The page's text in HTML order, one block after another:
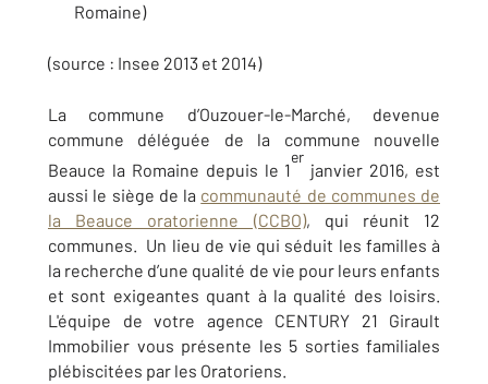
Romaine)
(source : Insee 2013 et 2014)
La commune d’Ouzouer-le-Marché, devenue
commune déléguée de la commune nouvelle
Beauce la Romaine depuis le 1
er
janvier 2016, est
aussi le siège de la communauté de communes de
la Beauce oratorienne (CCBO), qui réunit 12
communes. Un lieu de vie qui séduit les familles à
la recherche d’une qualité de vie pour leurs enfants
et sont exigeantes quant à la qualité des loisirs.
L'équipe de votre agence CENTURY 21 Girault
Immobilier vous présente les 5 sorties familiales
plébiscitées par les Oratoriens.